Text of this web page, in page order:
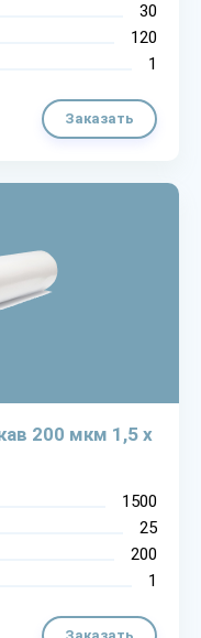
30
120
1
Заказать
200 мкм 1,5 х
1500
25
200
1